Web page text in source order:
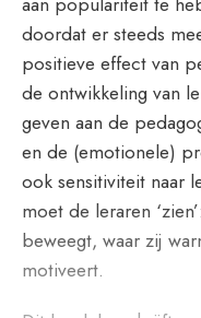
doordat er steeds
positieve effect van
de ontwikkeling van
geven aan de
en de (emotionele)
ook sensitiviteit naar
moet de leraren
beweegt, waar zij
motiveert.